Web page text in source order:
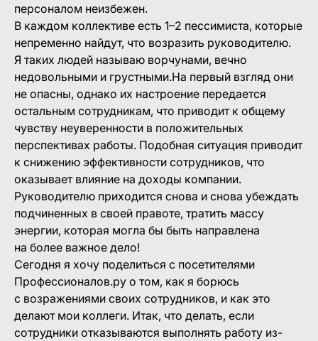
персоналом неизбежен.
В каждом коллективе есть 1–2 пессимиста, которые
непременно найдут, что возразить руководителю.
Я таких людей называю ворчунами, вечно
недовольными и грустными.На первый взгляд они
не опасны, однако их настроение передается
остальным сотрудникам, что приводит к общему
чувству неуверенности в положительных
перспективах работы. Подобная ситуация приводит
к снижению эффективности сотрудников, что
оказывает влияние на доходы компании.
Руководителю приходится снова и снова убеждать
подчиненных в своей правоте, тратить массу
энергии, которая могла бы быть направлена
на более важное дело!
Сегодня я хочу поделиться с посетителями
Профессионалов.ру о том, как я борюсь
с возражениями своих сотрудников, и как это
делают мои коллеги. Итак, что делать, если
сотрудники отказываются выполнять работу из-